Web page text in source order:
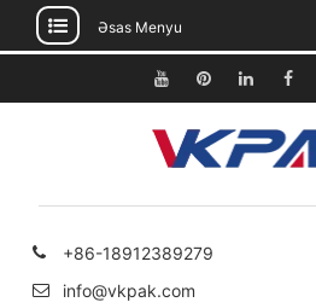
keçin
Əsas Menyu
YoutubePinterest
+86-18912389279
info@vkpak.com